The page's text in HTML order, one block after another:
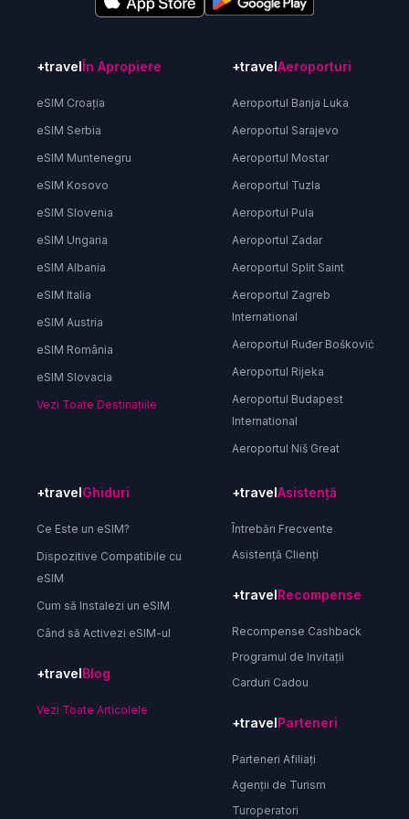
+travelÎn Apropiere
eSIM Croația
eSIM Serbia
eSIM Muntenegru
eSIM Kosovo
eSIM Slovenia
eSIM Ungaria
eSIM Albania
eSIM Italia
eSIM Austria
eSIM România
eSIM Slovacia
Vezi Toate Destinațiile
+travelAeroporturi
Aeroportul Banja Luka
Aeroportul Sarajevo
Aeroportul Mostar
Aeroportul Tuzla
Aeroportul Pula
Aeroportul Zadar
Aeroportul Split Saint
Aeroportul Zagreb
International
Aeroportul Ruđer Bošković
Aeroportul Rijeka
Aeroportul Budapest
International
Aeroportul Niš Great
+travelGhiduri
Ce Este un eSIM?
Dispozitive Compatibile cu
eSIM
Cum să Instalezi un eSIM
Când să Activezi eSIM-ul
+travelBlog
Vezi Toate Articolele
+travelAsistență
Întrebări Frecvente
Asistență Clienți
+travelRecompense
Recompense Cashback
Programul de Invitații
Carduri Cadou
+travelParteneri
Parteneri Afiliați
Agenții de Turism
Turoperatori